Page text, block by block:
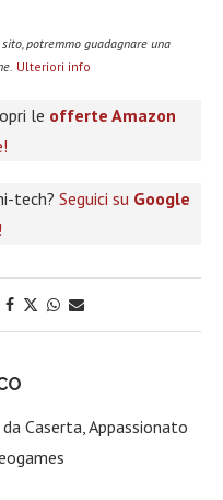
potremmo guadagnare una
Ulteriori info
le offerte Amazon
tech? Seguici su Google
!
Caserta, Appassionato